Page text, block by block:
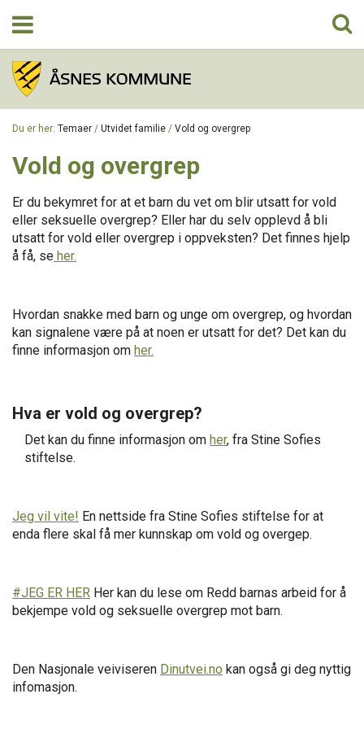
OM PROSJEKTET
KONTAKT
Du er her: Temaer / Utvidet familie / Vold og overgrep
Vold og overgrep
Er du bekymret for at et barn du vet om blir utsatt for vold
eller seksuelle overgrep? Eller har du selv opplevd å bli
utsatt for vold eller overgrep i oppveksten? Det finnes hjelp
å få, se her.
Hvordan snakke med barn og unge om overgrep, og hvordan
kan signalene være på at noen er utsatt for det? Det kan du
finne informasjon om her.
Hva er vold og overgrep?
Det kan du finne informasjon om her, fra Stine Sofies
stiftelse.
Jeg vil vite! En nettside fra Stine Sofies stiftelse for at
enda flere skal få mer kunnskap om vold og overgep.
#JEG ER HER Her kan du lese om Redd barnas arbeid for å
bekjempe vold og seksuelle overgrep mot barn.
Den Nasjonale veiviseren Dinutvei.no kan også gi deg nyttig
infomasjon.